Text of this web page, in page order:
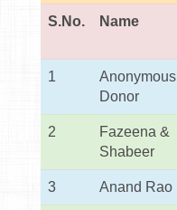
S.No. Name
1
Anonymous
Donor
2
Fazeena &
Shabeer
3 Anand Rao